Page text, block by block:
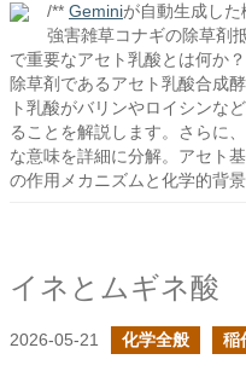
/** Geminiが自動生成した
強害雑草コナギの除草剤
で重要なアセト乳酸とは何か
除草剤であるアセト乳酸合成
ト乳酸がバリンやロイシンな
ることを解説します。さらに
な意味を詳細に分解。アセト
の作用メカニズムと化学的背
イネとムギネ酸
2026-05-21 化学全般 稲